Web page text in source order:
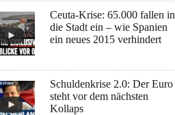
Ceuta-Krise: 65.000 fallen in
die Stadt ein – wie Spanien
ein neues 2015 verhindert
Schuldenkrise 2.0: Der Euro
steht vor dem nächsten
Kollaps